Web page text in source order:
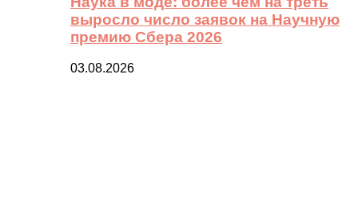
выросло число заявок на Научную
премию Сбера 2026
03.08.2026